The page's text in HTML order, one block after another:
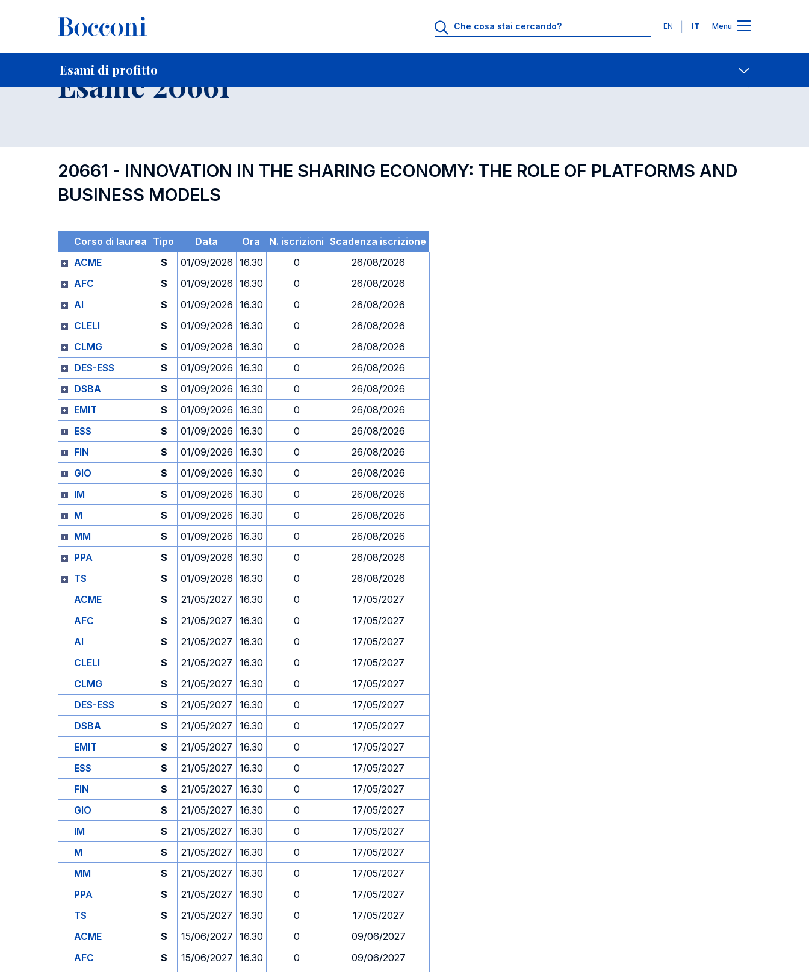
Lingue
EN IT Menu
Esami di profitto
Home Per studenti iscritti Contatti
Esame 20661
20661 - INNOVATION IN THE SHARING ECONOMY: THE ROLE OF PLATFORMS AND
BUSINESS MODELS
Corso di laurea Tipo Data Ora N. iscrizioni Scadenza iscrizione
ACME
S 01/09/2026 16.30 0
26/08/2026
AFC
S 01/09/2026 16.30 0
26/08/2026
AI
S 01/09/2026 16.30 0
26/08/2026
CLELI
S 01/09/2026 16.30 0
26/08/2026
CLMG
S 01/09/2026 16.30 0
26/08/2026
DES-ESS
S 01/09/2026 16.30 0
26/08/2026
DSBA
S 01/09/2026 16.30 0
26/08/2026
EMIT
S 01/09/2026 16.30 0
26/08/2026
ESS
S 01/09/2026 16.30 0
26/08/2026
FIN
S 01/09/2026 16.30 0
26/08/2026
GIO
S 01/09/2026 16.30 0
26/08/2026
IM
S 01/09/2026 16.30 0
26/08/2026
M
S 01/09/2026 16.30 0
26/08/2026
MM
S 01/09/2026 16.30 0
26/08/2026
PPA
S 01/09/2026 16.30 0
26/08/2026
TS
S 01/09/2026 16.30 0
26/08/2026
ACME
S 21/05/2027 16.30 0
17/05/2027
AFC
S 21/05/2027 16.30 0
17/05/2027
AI
S 21/05/2027 16.30 0
17/05/2027
CLELI
S 21/05/2027 16.30 0
17/05/2027
CLMG
S 21/05/2027 16.30 0
17/05/2027
DES-ESS
S 21/05/2027 16.30 0
17/05/2027
DSBA
S 21/05/2027 16.30 0
17/05/2027
EMIT
S 21/05/2027 16.30 0
17/05/2027
ESS
S 21/05/2027 16.30 0
17/05/2027
FIN
S 21/05/2027 16.30 0
17/05/2027
GIO
S 21/05/2027 16.30 0
17/05/2027
IM
S 21/05/2027 16.30 0
17/05/2027
M
S 21/05/2027 16.30 0
17/05/2027
MM
S 21/05/2027 16.30 0
17/05/2027
PPA
S 21/05/2027 16.30 0
17/05/2027
TS
S 21/05/2027 16.30 0
17/05/2027
ACME
S 15/06/2027 16.30 0
09/06/2027
AFC
S 15/06/2027 16.30 0
09/06/2027